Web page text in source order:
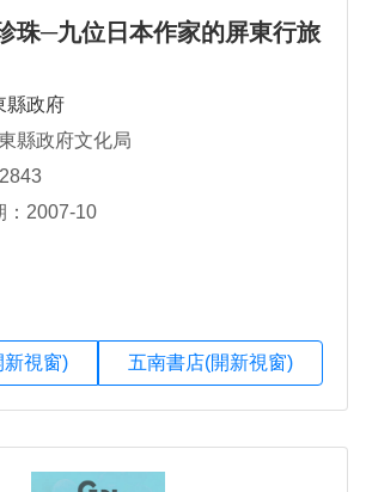
珠─九位日本作家的屏東行旅
縣政府
縣政府文化局
：2007-10
新視窗) 五南書店(開新視窗)